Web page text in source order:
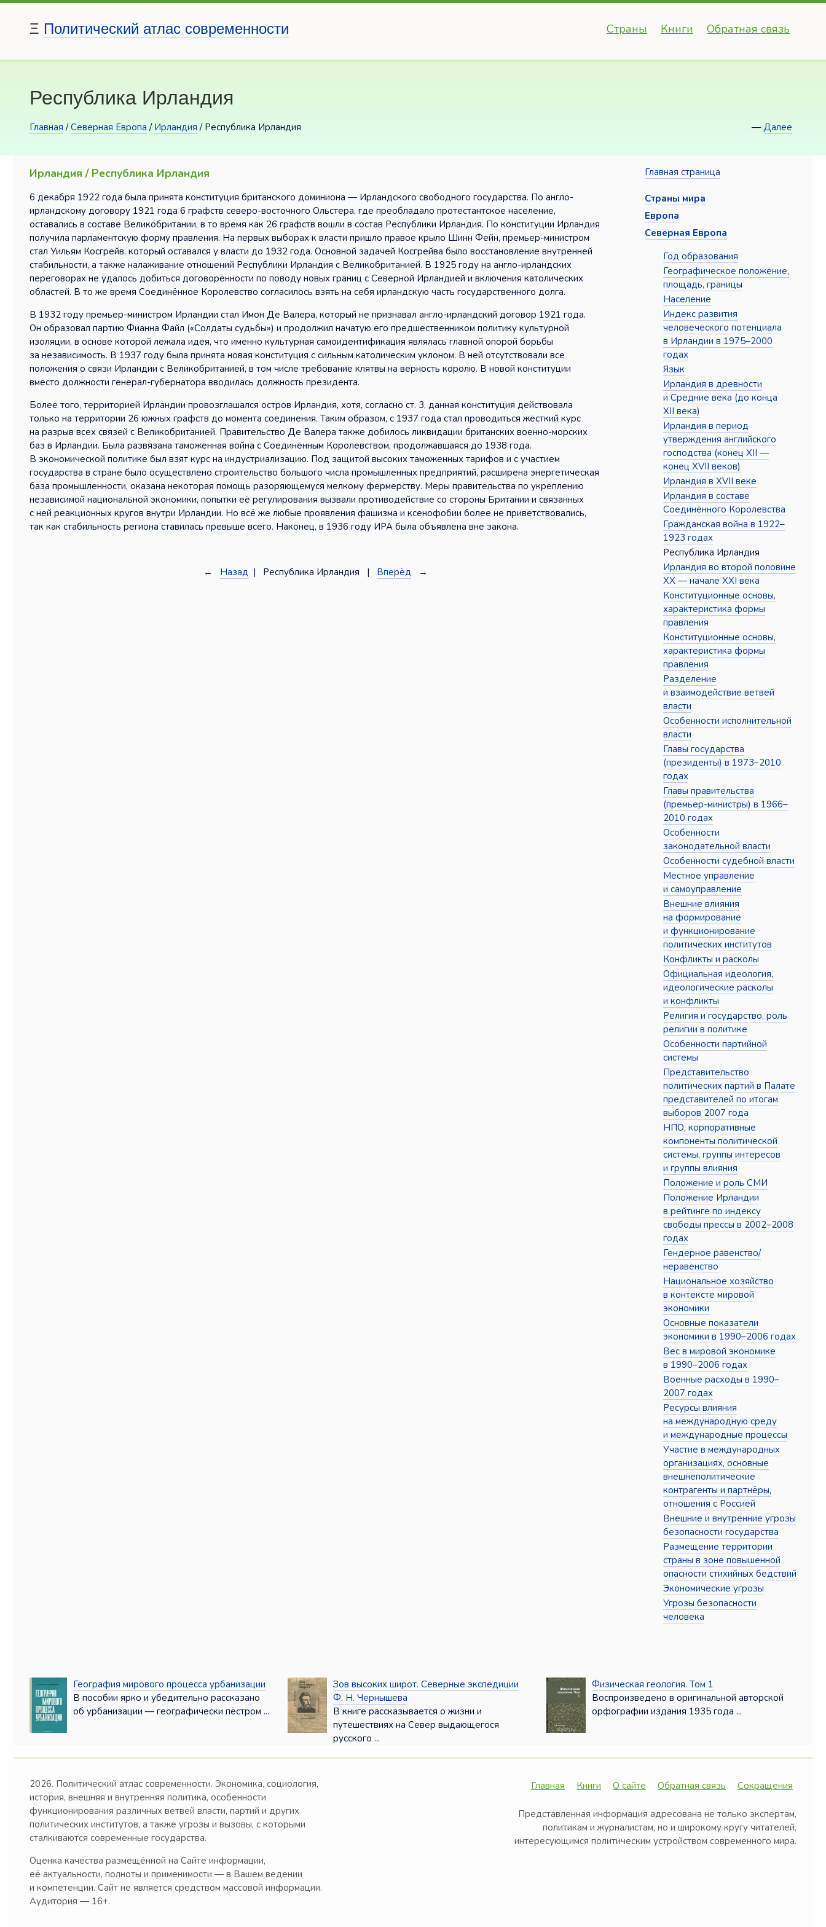
Ξ Политический атлас современности Страны Книги Обратная связь
Республика Ирландия
Главная /Северная Европа / Ирландия / Республика Ирландия — Далее
Ирландия / Республика Ирландия
6 декабря 1922 года была принята конституция британского доминиона — Ирландского свободного государства. По англо-
ирландскому договору 1921 года 6 графств северо-восточного Ольстера, где преобладало протестантское население,
оставались в составе Великобритании, в то время как 26 графств вошли в состав Республики Ирландия. По конституции Ирландия
получила парламентскую форму правления. На первых выборах к власти пришло правое крыло Шинн Фейн, премьер-министром
стал Уильям Косгрейв, который оставался у власти до 1932 года. Основной задачей Косгрейва было восстановление внутренней
стабильности, а также налаживание отношений Республики Ирландия с Великобританией. В 1925 году на англо-ирландских
переговорах не удалось добиться договорённости по поводу новых границ с Северной Ирландией и включения католических
областей. В то же время Соединённое Королевство согласилось взять на себя ирландскую часть государственного долга.
В 1932 году премьер-министром Ирландии стал Имон Де Валера, который не признавал англо-ирландский договор 1921 года.
Он образовал партию Фианна Файл («Солдаты судьбы») и продолжил начатую его предшественником политику культурной
изоляции, в основе которой лежала идея, что именно культурная самоидентификация являлась главной опорой борьбы
за независимость. В 1937 году была принята новая конституция с сильным католическим уклоном. В ней отсутствовали все
положения о связи Ирландии с Великобританией, в том числе требование клятвы на верность королю. В новой конституции
вместо должности генерал-губернатора вводилась должность президента.
Более того, территорией Ирландии провозглашался остров Ирландия, хотя, согласно ст. 3, данная конституция действовала
только на территории 26 южных графств до момента соединения. Таким образом, с 1937 года стал проводиться жёсткий курс
на разрыв всех связей с Великобританией. Правительство Де Валера также добилось ликвидации британских военно-морских
баз в Ирландии. Была развязана таможенная война с Соединённым Королевством, продолжавшаяся до 1938 года.
В экономической политике был взят курс на индустриализацию. Под защитой высоких таможенных тарифов и с участием
государства в стране было осуществлено строительство большого числа промышленных предприятий, расширена энергетическая
база промышленности, оказана некоторая помощь разоряющемуся мелкому фермерству. Меры правительства по укреплению
независимой национальной экономики, попытки её регулирования вызвали противодействие со стороны Британии и связанных
с ней реакционных кругов внутри Ирландии. Но всё же любые проявления фашизма и ксенофобии более не приветствовались,
так как стабильность региона ставилась превыше всего. Наконец, в 1936 году ИРА была объявлена вне закона.
← Назад | Республика Ирландия | Вперёд →
Главная страница
Страны мира
Европа
Северная Европа
Год образования
Географическое положение,
площадь, границы
Население
Индекс развития
человеческого потенциала
в Ирландии в 1975–2000
годах
Язык
Ирландия в древности
и Средние века (до конца
XII века)
Ирландия в период
утверждения английского
господства (конец XII —
конец XVII веков)
Ирландия в XVII веке
Ирландия в составе
Соединённого Королевства
Гражданская война в 1922–
1923 годах
Республика Ирландия
Ирландия во второй половине
XX — начале XXI века
Конституционные основы,
характеристика формы
правления
Конституционные основы,
характеристика формы
правления
Разделение
и взаимодействие ветвей
власти
Особенности исполнительной
власти
Главы государства
(президенты) в 1973–2010
годах
Главы правительства
(премьер-министры) в 1966–
2010 годах
Особенности
законодательной власти
Особенности судебной власти
Местное управление
и самоуправление
Внешние влияния
на формирование
и функционирование
политических институтов
Конфликты и расколы
Официальная идеология,
идеологические расколы
и конфликты
Религия и государство, роль
религии в политике
Особенности партийной
системы
Представительство
политических партий в Палате
представителей по итогам
выборов 2007 года
НПО, корпоративные
компоненты политической
системы, группы интересов
и группы влияния
Положение и роль СМИ
Положение Ирландии
в рейтинге по индексу
свободы прессы в 2002–2008
годах
Гендерное равенство/
неравенство
Национальное хозяйство
в контексте мировой
экономики
Основные показатели
экономики в 1990–2006 годах
Вес в мировой экономике
в 1990–2006 годах
Военные расходы в 1990–
2007 годах
Ресурсы влияния
на международную среду
и международные процессы
Участие в международных
организациях, основные
внешнеполитические
контрагенты и партнёры,
отношения с Россией
Внешние и внутренние угрозы
безопасности государства
Размещение территории
страны в зоне повышенной
опасности стихийных бедствий
Экономические угрозы
Угрозы безопасности
человека
География мирового процесса урбанизации
В пособии ярко и убедительно рассказано
об урбанизации — географически пёстром ...
Зов высоких широт. Северные экспедиции
Ф. Н. Чернышева
В книге рассказывается о жизни и
путешествиях на Север выдающегося
русского ...
Физическая геология. Том 1
Воспроизведено в оригинальной авторской
орфографии издания 1935 года ...
2026. Политический атлас современности. Экономика, социология,
история, внешняя и внутренняя политика, особенности
функционирования различных ветвей власти, партий и других
политических институтов, а также угрозы и вызовы, с которыми
сталкиваются современные государства.
Оценка качества размещённой на Сайте информации,
её актуальности, полноты и применимости — в Вашем ведении
и компетенции. Сайт не является средством массовой информации.
Аудитория — 16+.
Главная Книги О сайте Обратная связь Сокращения
Представленная информация адресована не только экспертам,
политикам и журналистам, но и широкому кругу читателей,
интересующимся политическим устройством современного мира.